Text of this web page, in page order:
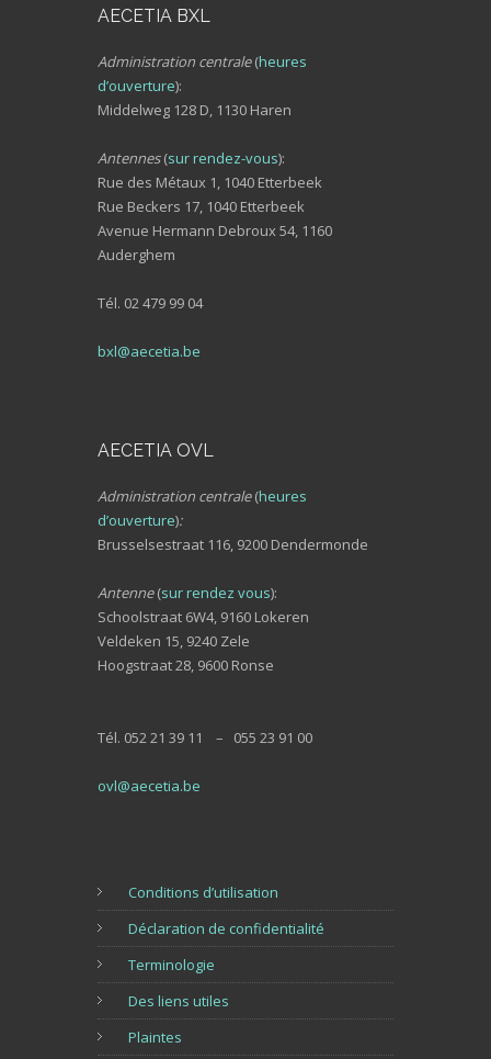
AECETIA BXL
Administration centrale(heures
d’ouverture):
Middelweg 128 D, 1130 Haren
Antennes(sur rendez-vous):
Rue des Métaux 1, 1040 Etterbeek
Rue Beckers 17, 1040 Etterbeek
Avenue Hermann Debroux 54, 1160
Auderghem
Tél. 02 479 99 04
bxl@aecetia.be
AECETIA OVL
Administration centrale(heures
d’ouverture):
Brusselsestraat 116, 9200 Dendermonde
Antenne(sur rendez vous):
Schoolstraat 6W4, 9160 Lokeren
Veldeken 15, 9240 Zele
Hoogstraat 28, 9600 Ronse
Tél. 052 21 39 11 – 055 23 91 00
ovl@aecetia.be
Conditions d’utilisation
Déclaration de confidentialité
Terminologie
Des liens utiles
Plaintes